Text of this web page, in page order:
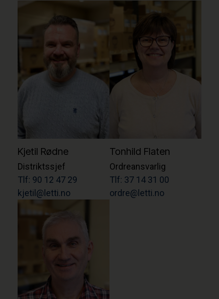
Kjetil Rødne
Distriktssjef
Tlf: 90 12 47 29
kjetil@letti.no
Tonhild Flaten
Ordreansvarlig
Tlf: 37 14 31 00
ordre@letti.no